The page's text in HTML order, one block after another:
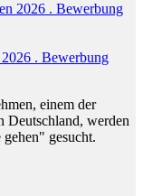
. Bewerbung
einem der
Deutschland, werden
gesucht.